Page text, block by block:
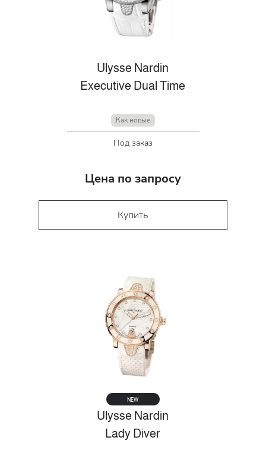
Ulysse Nardin
Executive Dual Time
Как новые
Под заказ
Цена по запросу
Купить
NEW
Ulysse Nardin
Lady Diver